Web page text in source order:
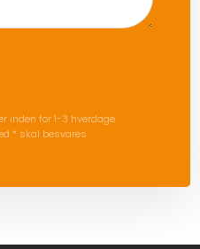
inden for 1-3 hverdage.
* skal besvares.